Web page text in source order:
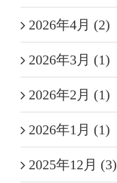
2026年4月 (2)
2026年3月 (1)
2026年2月 (1)
2026年1月 (1)
2025年12月 (3)